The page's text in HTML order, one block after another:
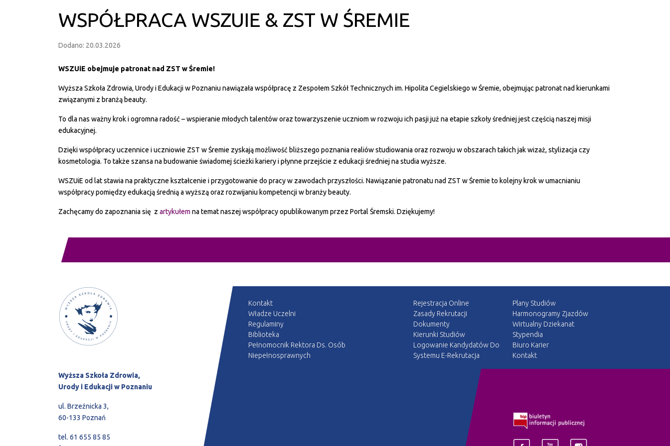
WSPÓŁPRACA WSZUIE & ZST W ŚREMIE
Dodano: 20.03.2026
WSZUiE obejmuje patronat nad ZST w Śremie!
Wyższa Szkoła Zdrowia, Urody i Edukacji w Poznaniu nawiązała współpracę z Zespołem Szkół Technicznych im. Hipolita Cegielskiego w Śremie, obejmując patronat nad kierunkami
związanymi z branżą beauty.
To dla nas ważny krok i ogromna radość – wspieranie młodych talentów oraz towarzyszenie uczniom w rozwoju ich pasji już na etapie szkoły średniej jest częścią naszej misji
edukacyjnej.
Dzięki współpracy uczennice i uczniowie ZST w Śremie zyskają możliwość bliższego poznania realiów studiowania oraz rozwoju w obszarach takich jak wizaż, stylizacja czy
kosmetologia. To także szansa na budowanie świadomej ścieżki kariery i płynne przejście z edukacji średniej na studia wyższe.
WSZUiE od lat stawia na praktyczne kształcenie i przygotowanie do pracy w zawodach przyszłości. Nawiązanie patronatu nad ZST w Śremie to kolejny krok w umacnianiu
współpracy pomiędzy edukacją średnią a wyższą oraz rozwijaniu kompetencji w branży beauty.
Zachęcamy do zapoznania się z artykułemna temat naszej współpracy opublikowanym przez Portal Śremski. Dziękujemy!
Wyższa Szkoła Zdrowia,
Urody i Edukacji w Poznaniu
ul. Brzeźnicka 3,
60-133 Poznań
tel. 61 655 85 85
Kontakt
Władze Uczelni
Regulaminy
Biblioteka
Pełnomocnik Rektora Ds. Osób
Niepełnosprawnych
Rejestracja Online
Zasady Rekrutacji
Dokumenty
Kierunki Studiów
Logowanie Kandydatów Do
Systemu E-Rekrutacja
Plany Studiów
Harmonogramy Zjazdów
Wirtualny Dziekanat
Stypendia
Biuro Karier
Kontakt